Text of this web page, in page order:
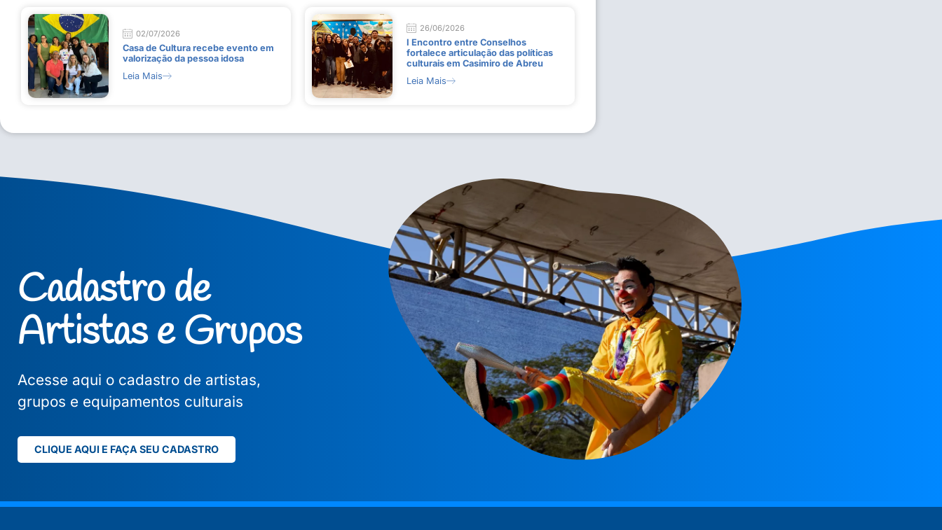
02/07/2026
Casa de Cultura recebe evento em
valorização da pessoa idosa
Leia Mais
26/06/2026
I Encontro entre Conselhos
fortalece articulação das políticas
culturais em Casimiro de Abreu
Leia Mais
Cadastro de
Artistas e Grupos
Acesse aqui o cadastro de artistas,
grupos e equipamentos culturais
CLIQUE AQUI E FAÇA SEU CADASTRO